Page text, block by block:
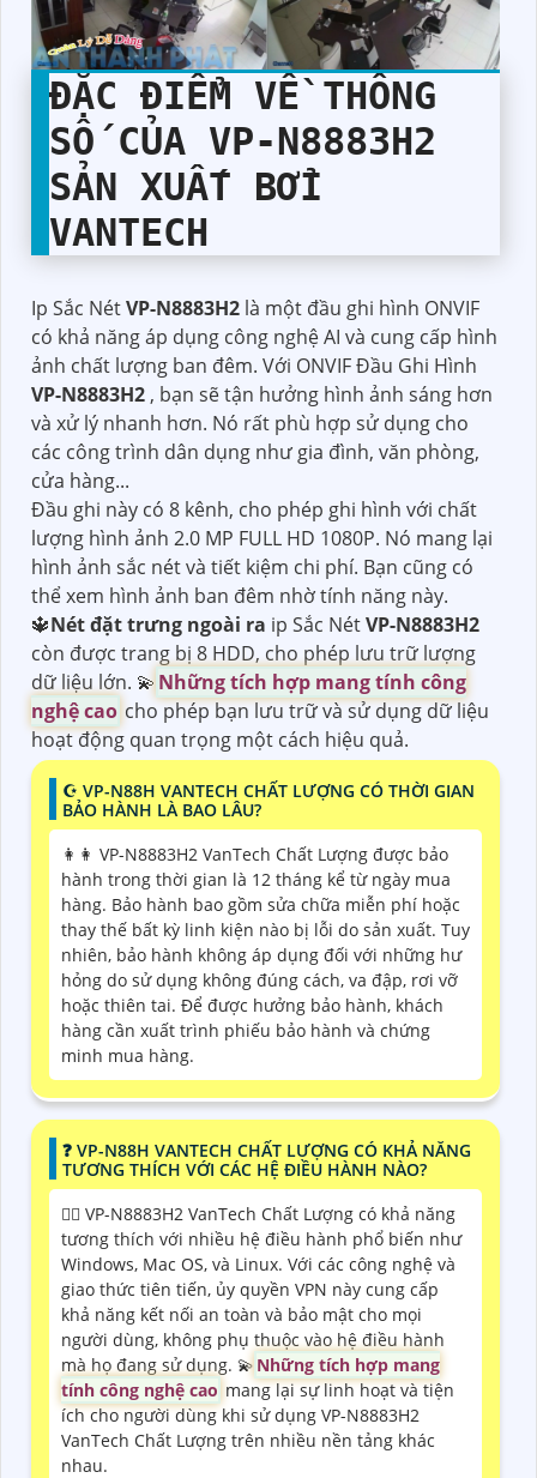
ĐẶC ĐIỂM VỀ THÔNG
SỐ CỦA VP-N8883H2
SẢN XUẤT BỞI
VANTECH
Ip Sắc NétVP-N8883H2 là một đầu ghi hình ONVIF
có khả năng áp dụng công nghệ AI và cung cấp hình
ảnh chất lượng ban đêm. Với ONVIF Đầu Ghi Hình
VP-N8883H2 , bạn sẽ tận hưởng hình ảnh sáng hơn
và xử lý nhanh hơn. Nó rất phù hợp sử dụng cho
các công trình dân dụng như gia đình, văn phòng,
cửa hàng...
Đầu ghi này có 8 kênh, cho phép ghi hình với chất
lượng hình ảnh 2.0 MP FULL HD 1080P. Nó mang lại
hình ảnh sắc nét và tiết kiệm chi phí. Bạn cũng có
thể xem hình ảnh ban đêm nhờ tính năng này.
🔱Nét đặt trưng ngoài ra ip Sắc NétVP-N8883H2
còn được trang bị 8 HDD, cho phép lưu trữ lượng
dữ liệu lớn. 💫 Những tích hợp mang tính công
nghệ cao cho phép bạn lưu trữ và sử dụng dữ liệu
hoạt động quan trọng một cách hiệu quả.
☪ VP-N88H VANTECH CHẤT LƯỢNG CÓ THỜI GIAN
BẢO HÀNH LÀ BAO LÂU?
️👩‍👩 VP-N8883H2 VanTech Chất Lượng được bảo
hành trong thời gian là 12 tháng kể từ ngày mua
hàng. Bảo hành bao gồm sửa chữa miễn phí hoặc
thay thế bất kỳ linh kiện nào bị lỗi do sản xuất. Tuy
nhiên, bảo hành không áp dụng đối với những hư
hỏng do sử dụng không đúng cách, va đập, rơi vỡ
hoặc thiên tai. Để được hưởng bảo hành, khách
hàng cần xuất trình phiếu bảo hành và chứng
minh mua hàng.
❓ VP-N88H VANTECH CHẤT LƯỢNG CÓ KHẢ NĂNG
TƯƠNG THÍCH VỚI CÁC HỆ ĐIỀU HÀNH NÀO?
❤️‍💋‍ VP-N8883H2 VanTech Chất Lượng có khả năng
tương thích với nhiều hệ điều hành phổ biến như
Windows, Mac OS, và Linux. Với các công nghệ và
giao thức tiên tiến, ủy quyền VPN này cung cấp
khả năng kết nối an toàn và bảo mật cho mọi
người dùng, không phụ thuộc vào hệ điều hành
mà họ đang sử dụng. 💫 Những tích hợp mang
tính công nghệ cao mang lại sự linh hoạt và tiện
ích cho người dùng khi sử dụng VP-N8883H2
VanTech Chất Lượng trên nhiều nền tảng khác
nhau.